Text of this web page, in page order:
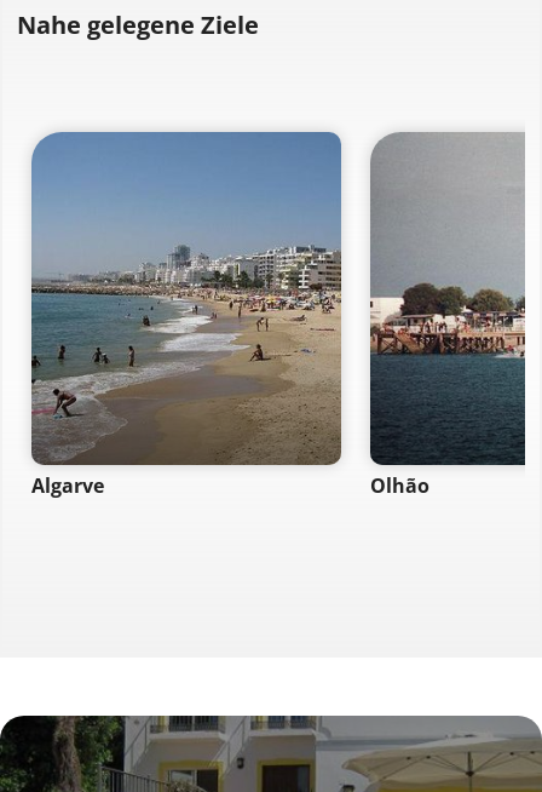
Nahe gelegene Ziele
Algarve Olhão